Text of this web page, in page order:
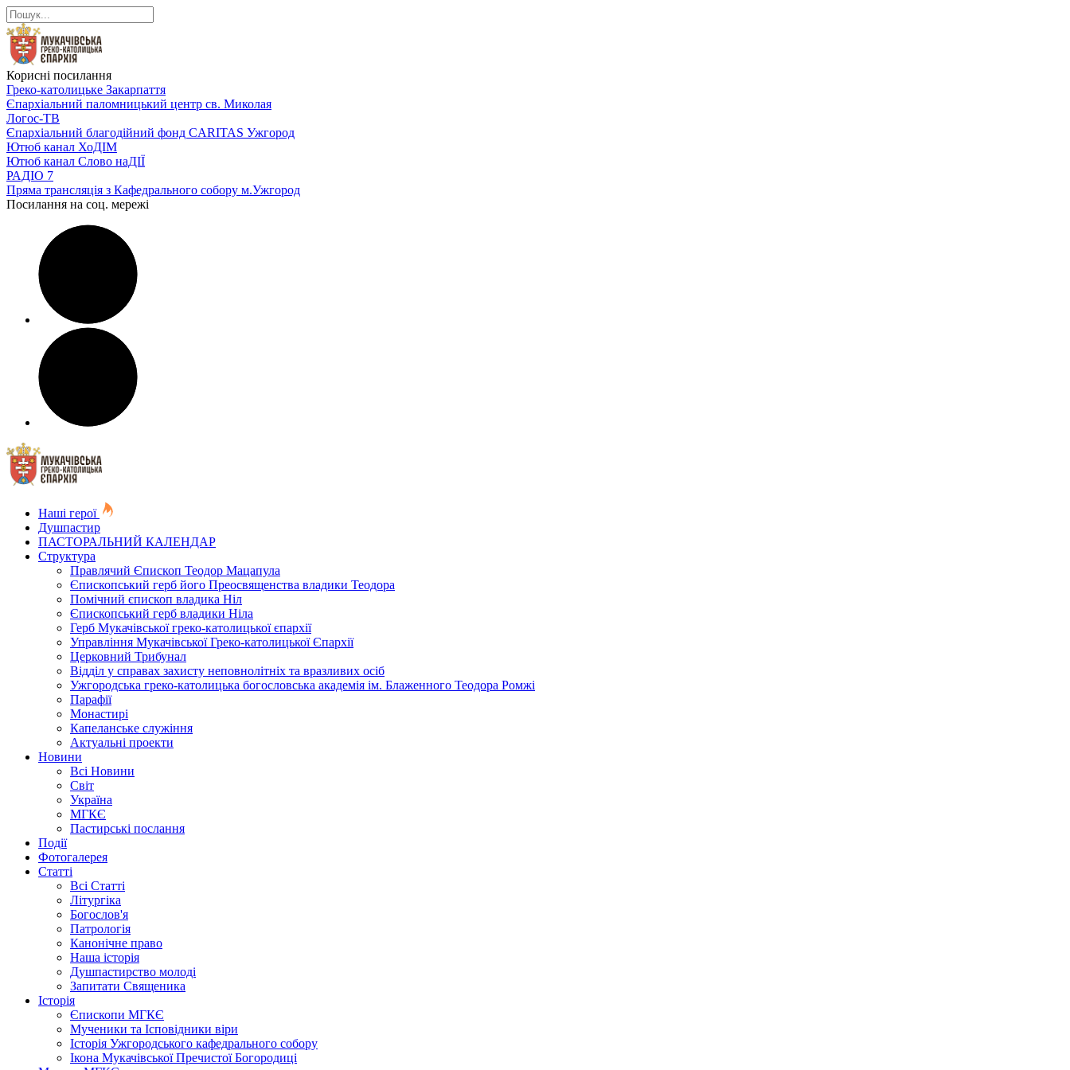
Корисні посилання
Греко-католицьке Закарпаття
Єпархіальний паломницький центр св. Миколая
Логос-ТВ
Єпархіальний благодійний фонд CARITAS Ужгород
Ютюб канал ХоДІМ
Ютюб канал Слово наДІЇ
РАДІО 7
Пряма трансляція з Кафедрального собору м.Ужгород
Посилання на соц. мережі
Наші герої
Душпастир
ПАСТОРАЛЬНИЙ КАЛЕНДАР
Структура
Правлячий Єпископ Теодор Мацапула
Єпископський герб його Преосвященства владики Теодора
Помічний єпископ владика Ніл
Єпископський герб владики Ніла
Герб Мукачівської греко-католицької єпархії
Управління Мукачівської Греко-католицької Єпархії
Церковний Трибунал
Відділ у справах захисту неповнолітніх та вразливих осіб
Ужгородська греко-католицька богословська академія ім. Блаженного Теодора Ромжі
Парафії
Монастирі
Капеланське служіння
Актуальні проекти
Новини
Всі Новини
Світ
Україна
МГКЄ
Пастирські послання
Події
Фотогалерея
Статті
Всі Статті
Літургіка
Богослов'я
Патрологія
Канонічне право
Наша історія
Душпастирство молоді
Запитати Священика
Історія
Єпископи МГКЄ
Мученики та Ісповідники віри
Історія Ужгородського кафедрального собору
Ікона Мукачівської Пречистої Богородиці